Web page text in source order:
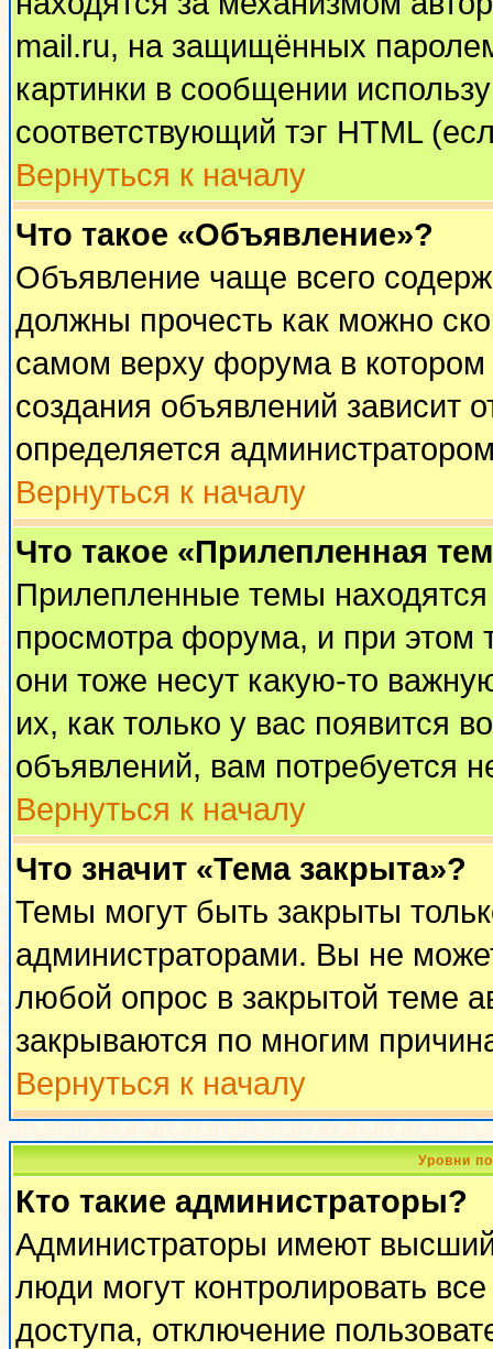
mail.ru, на защищённых
картинки в сообщении
соответствующий тэг HTML
Вернуться к началу
Что такое «Объявление»?
Объявление чаще всего
должны прочесть как можно
самом верху форума в
создания объявлений зависит
определяется
Вернуться к началу
Что такое «Прилепленная
Прилепленные темы
просмотра форума, и при этом
они тоже несут какую-то
их, как только у вас появится
объявлений, вам потребуется
Вернуться к началу
Что значит «Тема закрыта»?
Темы могут быть закрыты
администраторами. Вы не
любой опрос в закрытой теме
закрываются по многим
Вернуться к началу
Уровни
Кто такие администраторы?
Администраторы имеют
люди могут контролировать
доступа, отключение